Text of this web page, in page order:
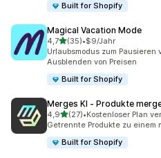
Built for Shopify
Magical Vacation Mode
4,7von 5 Sternen
(35)
35 Rezensionen insgesamt
•$9/Jahr
Urlaubsmodus zum Pausieren
Ausblenden von Preisen
Built for Shopify
Merges KI ‑ Produkte
4,9von 5 Sternen
(27)
27 Rezensionen insgesamt
•Kostenloser Plan
Getrennte Produkte zu
Built for Shopify